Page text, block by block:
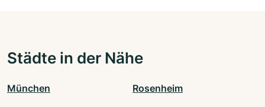
Städte in der Nähe
München Rosenheim